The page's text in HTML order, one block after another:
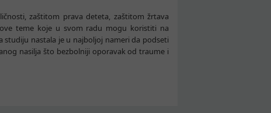
zaštitom prava deteta, zaštitom žrtava
teme koje u svom radu mogu koristiti na
studiju nastala je u najboljoj nameri da podseti
nasilja što bezbolniji oporavak od traume i